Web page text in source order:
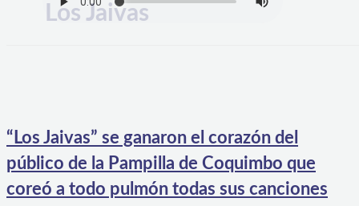
Los Jaivas
“Los Jaivas” se ganaron el corazón del
público de la Pampilla de Coquimbo que
coreó a todo pulmón todas sus canciones